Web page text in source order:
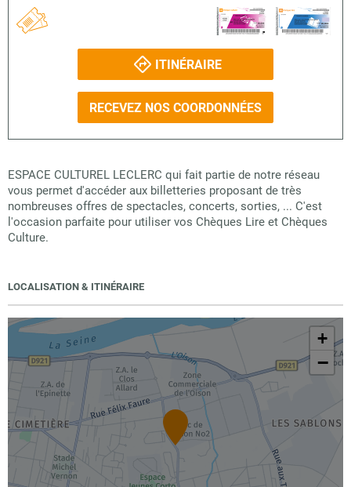
ITINÉRAIRE
RECEVEZ NOS COORDONNÉES
ESPACE CULTUREL LECLERC qui fait partie de notre réseau
vous permet d'accéder aux billetteries proposant de très
nombreuses offres de spectacles, concerts, sorties, ... C'est
l'occasion parfaite pour utiliser vos Chèques Lire et Chèques
Culture.
LOCALISATION & ITINÉRAIRE
+
−